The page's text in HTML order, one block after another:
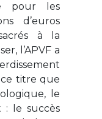
pour les
d’euros
à la
l’APVF a
ce titre que
le
: le succès